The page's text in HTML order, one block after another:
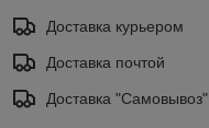
Доставка курьером
Доставка почтой
Доставка "Самовывоз"